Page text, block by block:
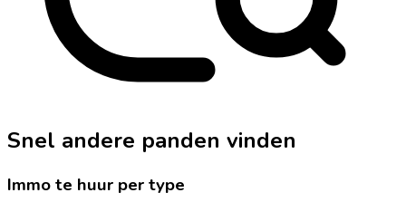
Snel andere panden vinden
Immo te huur per type